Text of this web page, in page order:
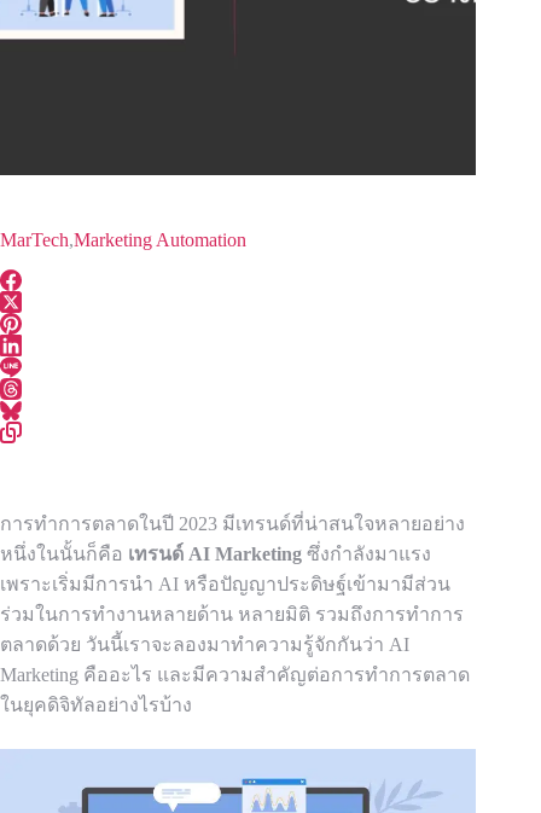
MarTech,Marketing Automation
การทำการตลาดในปี 2023 มีเทรนด์ที่น่าสนใจหลายอย่าง
หนึ่งในนั้นก็คือ เทรนด์ AI Marketing ซึ่งกำลังมาแรง
เพราะเริ่มมีการนำ AI หรือปัญญาประดิษฐ์เข้ามามีส่วน
ร่วมในการทำงานหลายด้าน หลายมิติ รวมถึงการทำการ
ตลาดด้วย วันนี้เราจะลองมาทำความรู้จักกันว่า AI
Marketing คืออะไร และมีความสำคัญต่อการทำการตลาด
ในยุคดิจิทัลอย่างไรบ้าง